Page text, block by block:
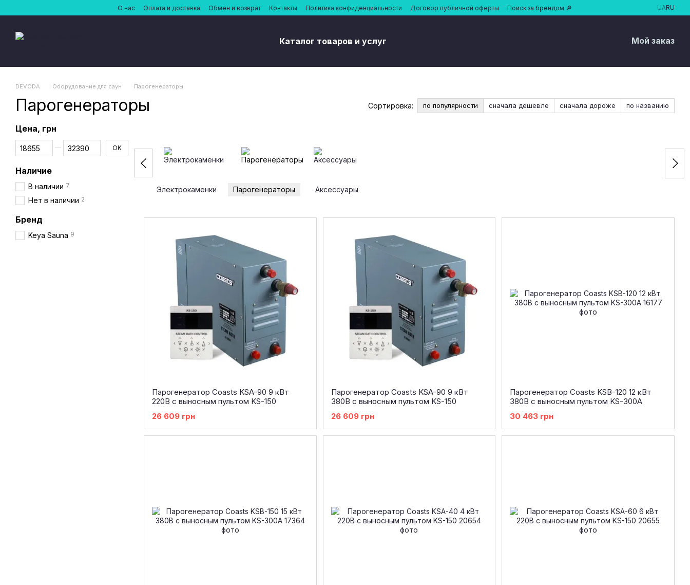
Перейти к основному контентуО нас Оплата и доставка Обмен и возврат Контакты Политика конфиденциальности Договор публичной оферты Поиск за брендом 🔎 UARU
Каталог товаров и услуг Мой заказ
DEVODA Оборудование для саун Парогенераторы
Парогенераторы Сортировка: по популярности сначала дешевле сначала дороже по названию
Электрокаменки Парогенераторы Аксессуары
Парогенератор Coasts KSA-90 9 кВт
220В с выносным пультом KS-150
26 609 грн
Парогенератор Coasts KSA-90 9 кВт
380В с выносным пультом KS-150
26 609 грн
Парогенератор Coasts KSB-120 12 кВт
380В с выносным пультом KS-300A
30 463 грн
Цена, грн
От Цена, грн
До Цена, грн OK
Наличие
В наличии 7
Нет в наличии 2
Бренд
Keya Sauna 9